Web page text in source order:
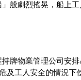
般劇烈搖晃，船上
牌物業管理公司安
及工人安全的情況下